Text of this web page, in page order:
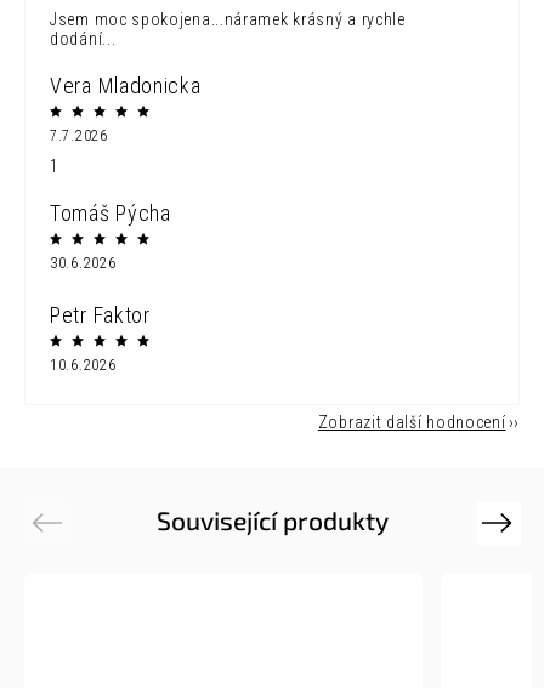
Jsem moc spokojena...náramek krásný a rychle
dodání...
Vera Mladonicka
7.7.2026
1
Tomáš Pýcha
30.6.2026
Petr Faktor
10.6.2026
Zobrazit další hodnocení
Související produkty
Previous Next